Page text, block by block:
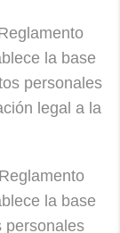
la base
personales
legal a la
la base
personales